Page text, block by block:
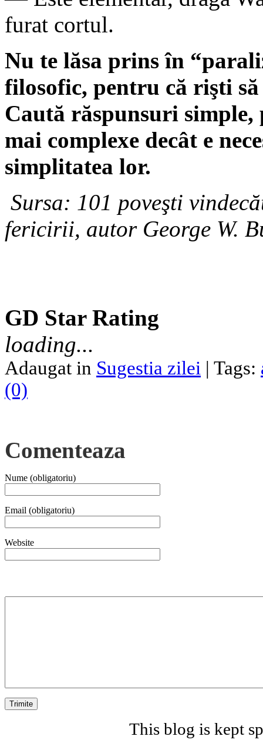
furat cortul.
Nu te lăsa prins în
filosofic, pentru că rişti
Caută răspunsuri
mai complexe decât e
simplitatea lor.
Sursa: 101 poveşti
fericirii, autor George W.
GD Star Rating
loading...
Adaugat in Sugestia zilei | Tags:
(0)
Comenteaza
Nume (obligatoriu)
Email (obligatoriu)
Website
This blog is kept